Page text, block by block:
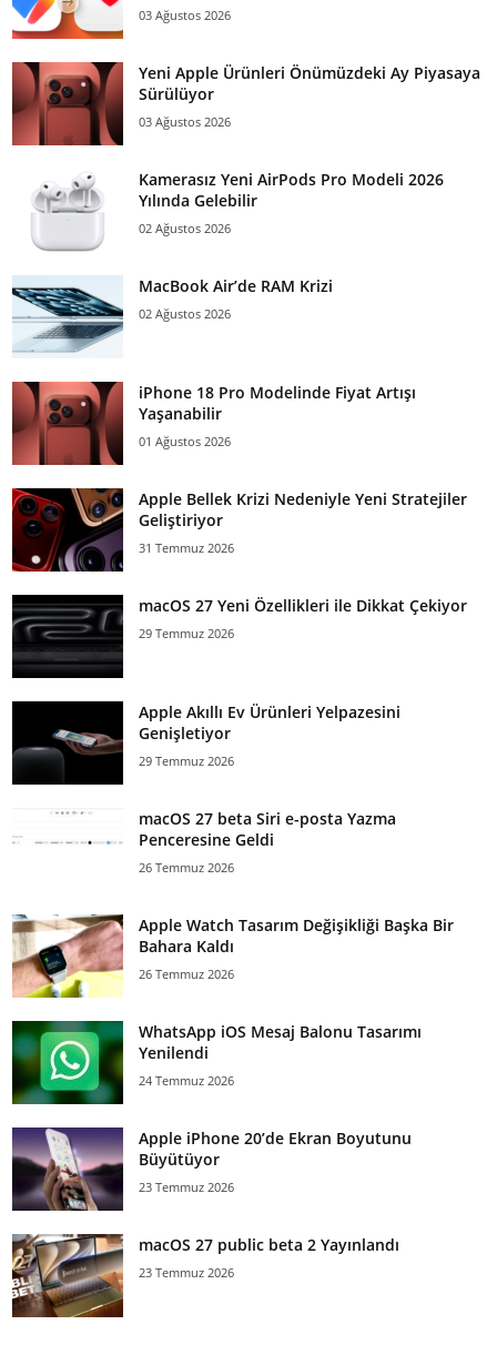
03 Ağustos 2026
Yeni Apple Ürünleri Önümüzdeki Ay Piyasaya
Sürülüyor
03 Ağustos 2026
Kamerasız Yeni AirPods Pro Modeli 2026
Yılında Gelebilir
02 Ağustos 2026
MacBook Air’de RAM Krizi
02 Ağustos 2026
iPhone 18 Pro Modelinde Fiyat Artışı
Yaşanabilir
01 Ağustos 2026
Apple Bellek Krizi Nedeniyle Yeni Stratejiler
Geliştiriyor
31 Temmuz 2026
macOS 27 Yeni Özellikleri ile Dikkat Çekiyor
29 Temmuz 2026
Apple Akıllı Ev Ürünleri Yelpazesini
Genişletiyor
29 Temmuz 2026
macOS 27 beta Siri e-posta Yazma
Penceresine Geldi
26 Temmuz 2026
Apple Watch Tasarım Değişikliği Başka Bir
Bahara Kaldı
26 Temmuz 2026
WhatsApp iOS Mesaj Balonu Tasarımı
Yenilendi
24 Temmuz 2026
Apple iPhone 20’de Ekran Boyutunu
Büyütüyor
23 Temmuz 2026
macOS 27 public beta 2 Yayınlandı
23 Temmuz 2026